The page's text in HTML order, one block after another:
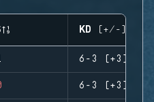
KD (+/-)
6-3 (+3)
6-3 (+3)